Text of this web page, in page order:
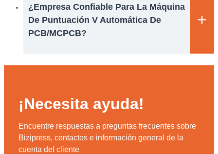
¿Empresa Confiable Para La Máquina
De Puntuación V Automática De
PCB/MCPCB?
¡Necesita ayuda!
Encuentre respuestas a preguntas frecuentes sobre
Bizipress, contactos e información general de la
cuenta del cliente